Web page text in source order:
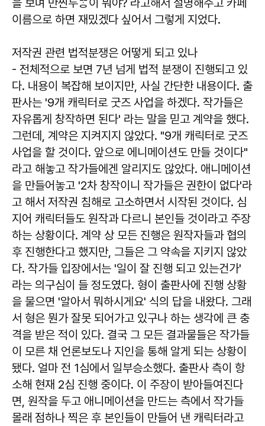
을 보며 만찐두ᄈᆞᆼ이 뭐야? 라고해서 설명해주고 카페
이름으로 하면 재밌겠다 싶어서 그렇게 지었다.
저작권 관련 법적분쟁은 어떻게 되고 있나
- 전체적으로 보면 7년 넘게 법적 분쟁이 진행되고 있
다. 내용이 복잡해 보이지만, 사실 간단한 내용이다. 출
판사는 '9개 캐릭터로 굿즈 사업을 하겠다. 작가들은
자유롭게 창작하면 된다' 라는 말을 믿고 계약을 했다.
그런데, 계약은 지켜지지 않았다. "9개 캐릭터로 굿즈
사업을 할 것이다. 앞으로 에니메이션도 만들 것이다"
라고 해놓고 작가들에겐 알리지도 않았다. 애니메이션
을 만들어놓고 '2차 창작이니 작가들은 권한이 없다'라
고 해서 저작권 침해로 고소하면서 시작된 것이다. 심
지어 캐릭터들도 원작과 다르니 본인들 것이라고 주장
하는 상황이다. 계약 상 모든 진행은 원작자들과 협의
후 진행한다고 했지만, 그들은 그 약속을 지키지 않았
다. 작가들 입장에서는 '일이 잘 진행 되고 있는건가'
라는 의구심이 들 정도였다. 형이 출판사에 진행 상황
을 물으면 '알아서 뭐하시게요' 식의 답을 내왔다. 그래
서 형은 뭔가 잘못 되어가고 있구나 하는 생각에 큰 충
격을 받은 적이 있다. 결국 그 모든 결과물들은 작가들
이 모른 채 언론보도나 지인을 통해 알게 되는 상황이
됐다. 얼마 전 1심에서 일부승소했다. 출판사 측이 항
소해 현재 2심 진행 중이다. 이 주장이 받아들여진다
면, 원작을 두고 애니메이션을 만드는 측에서 작가들
몰래 점하나 찍은 후 본인들이 만들어 낸 캐릭터라고